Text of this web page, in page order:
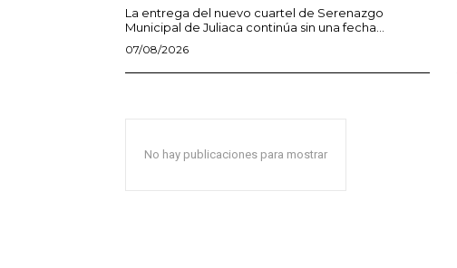
La entrega del nuevo cuartel de Serenazgo
Municipal de Juliaca continúa sin una fecha...
07/08/2026
No hay publicaciones para mostrar